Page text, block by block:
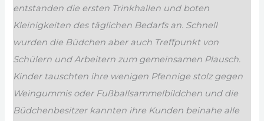
entstanden die ersten Trinkhallen und boten
Kleinigkeiten des täglichen Bedarfs an. Schnell
wurden die Büdchen aber auch Treffpunkt von
Schülern und Arbeitern zum gemeinsamen Plausch.
Kinder tauschten ihre wenigen Pfennige stolz gegen
Weingummis oder Fußballsammelbildchen und die
Büdchenbesitzer kannten ihre Kunden beinahe alle